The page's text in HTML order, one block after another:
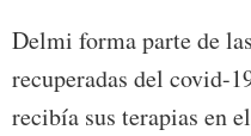
Delmi forma parte de
recuperadas del covid-
recibía sus terapias en el